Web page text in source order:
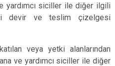
yardımcı siciller ile diğer ilgili
devir ve teslim çizelgesi
veya yetki alanlarından
ve yardımcı siciller ile diğer